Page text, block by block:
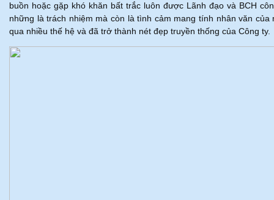
buồn hoặc gặp khó khăn bất trắc luôn được Lãnh đạo và BCH
những là trách nhiệm mà còn là tình cảm mang tính nhân văn
qua nhiều thế hệ và đã trở thành nét đẹp truyền thống của Công ty.